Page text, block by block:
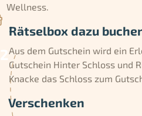
Wellness.
Rätselbox dazu
Aus dem Gutschein wird ein
Gutschein Hinter Schloss und
Knacke das Schloss zum
Verschenken